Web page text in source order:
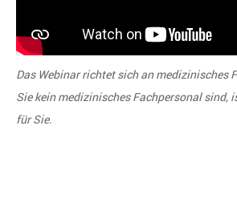
Das Webinar richtet sich an medizinisches
Sie kein medizinisches Fachpersonal sind,
für Sie.